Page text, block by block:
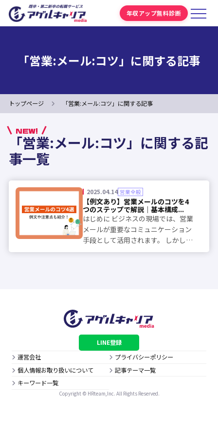
年収アップ無料診断
「営業:メール:コツ」に関する記事
トップページ 「営業:メール:コツ」に関する記事
NEW!
「営業:メール:コツ」に関する記
事一覧
2025.04.14 営業全般
【例文あり】営業メールのコツを4
つのステップで解説｜基本構成...
はじめに ビジネスの現場では、営業
メールが重要なコミュニケーション
手段として活用されます。 しかし、
送っても開封されなかったり、読ま
LINE登録
運営会社
プライバシーポリシー
個人情報お取り扱いについて
記事テーマ一覧
キーワード一覧
Copyright © HRteam,Inc. All Rights Reserved.